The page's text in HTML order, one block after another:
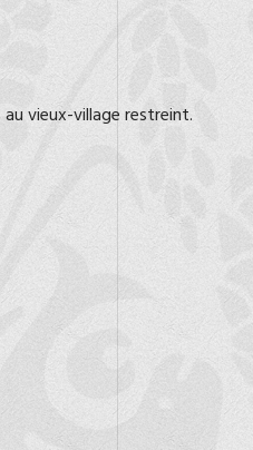
vieux-village restreint.